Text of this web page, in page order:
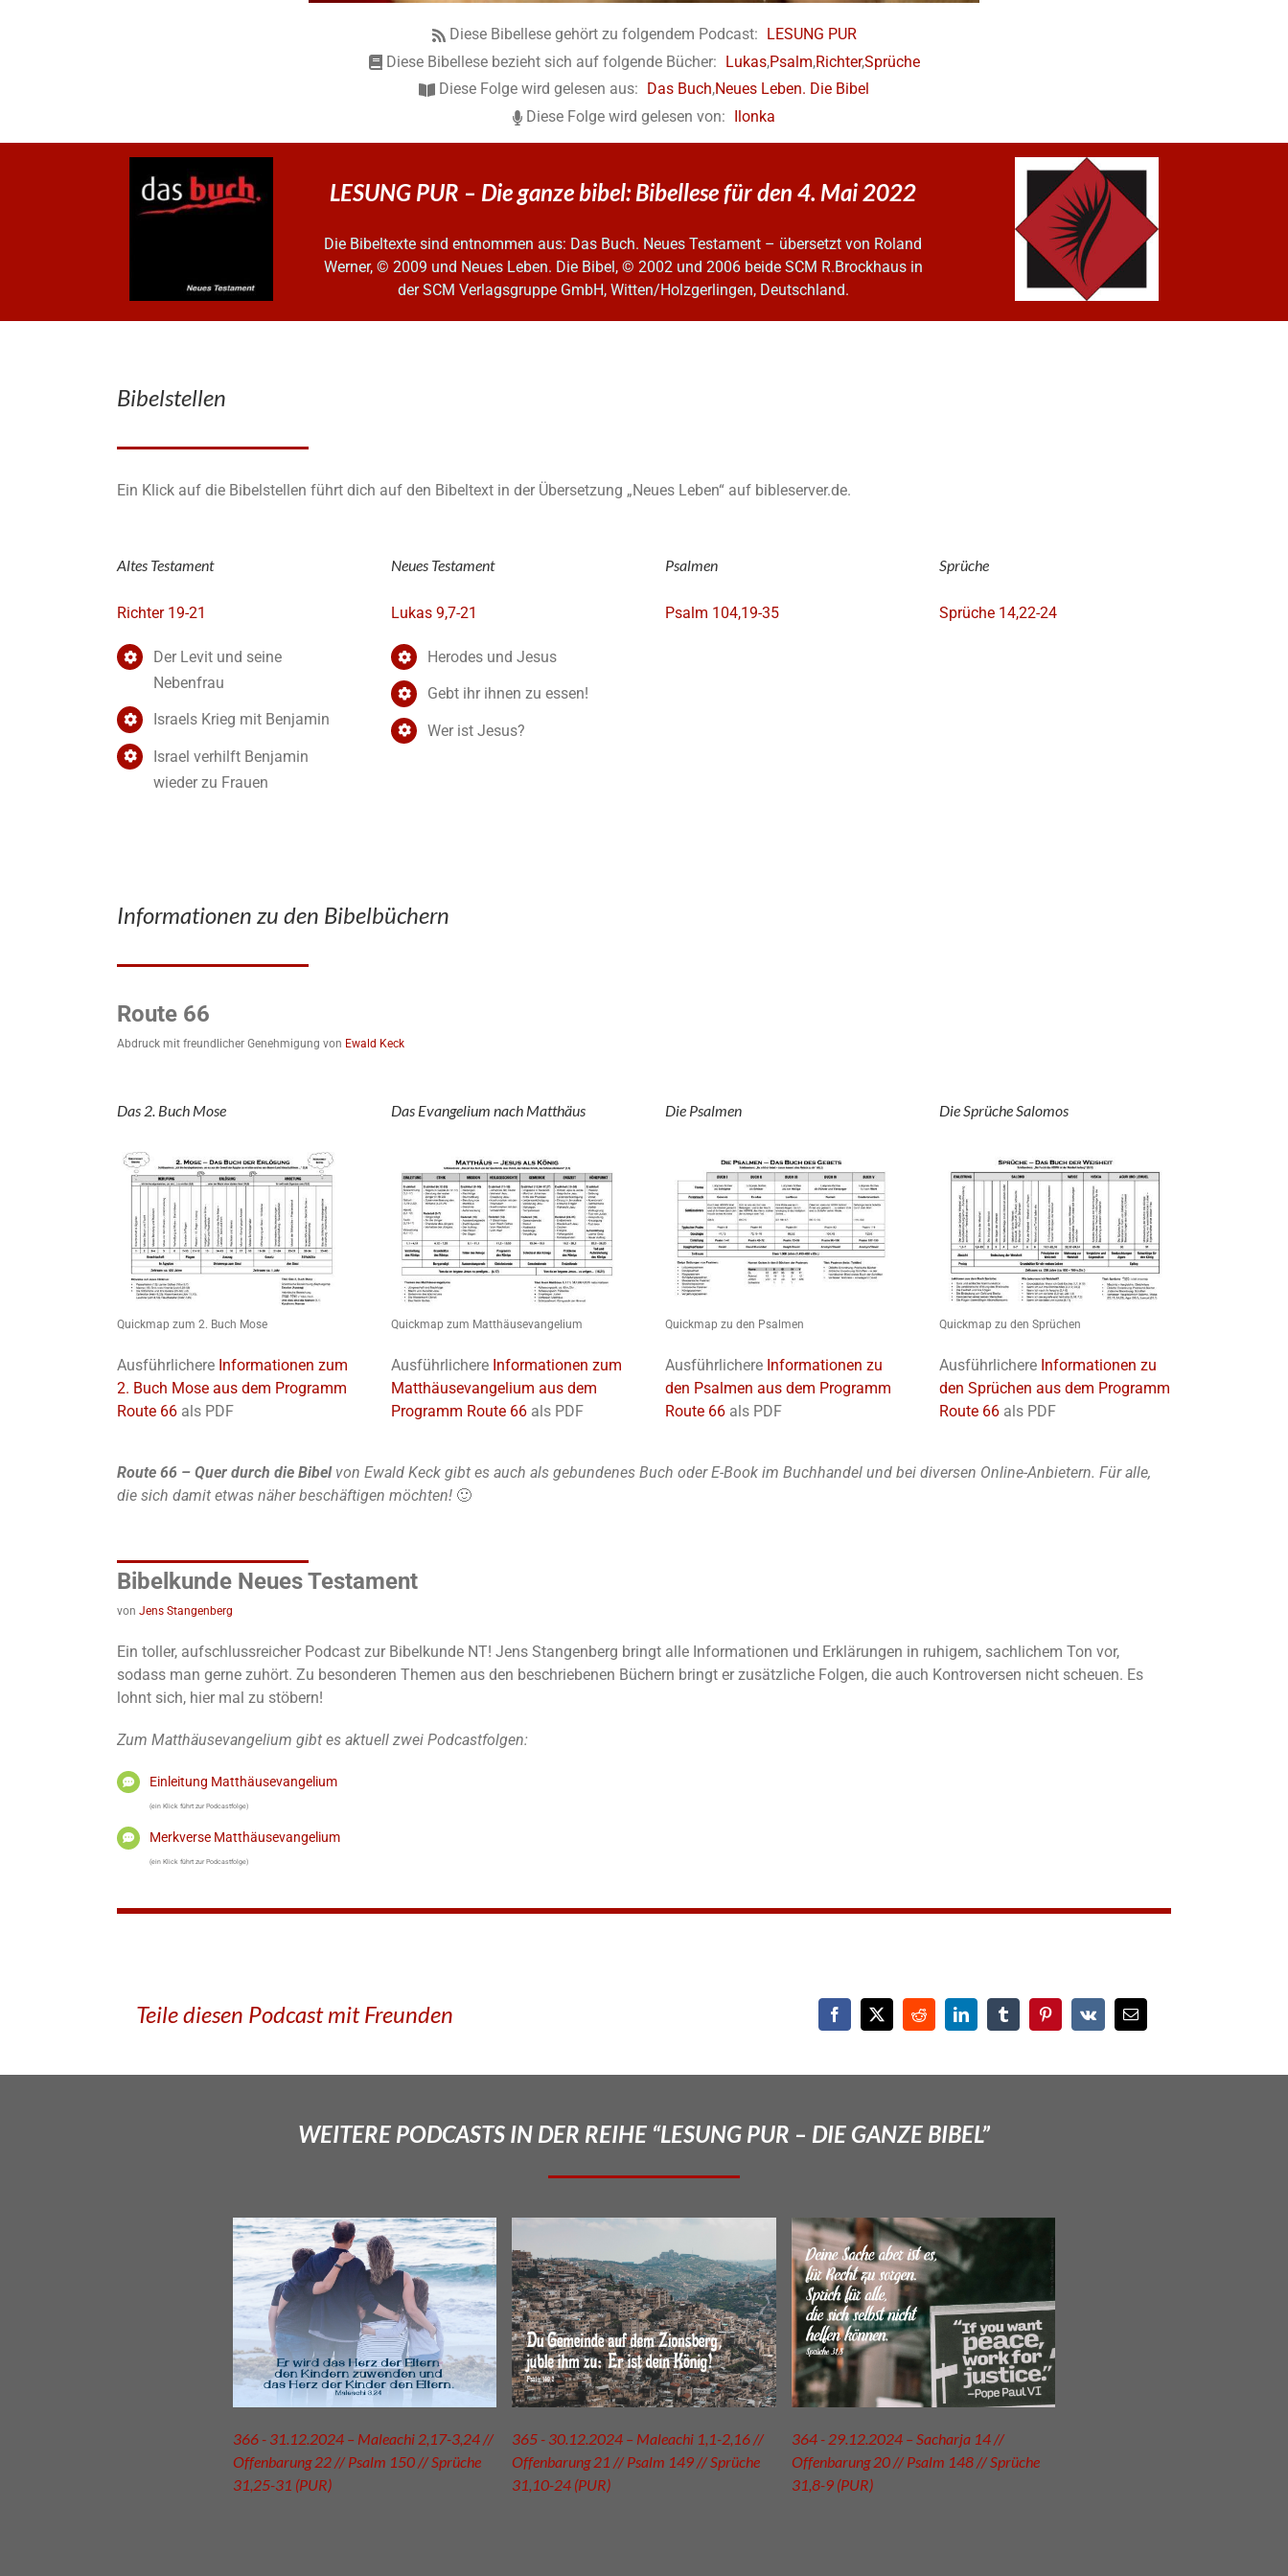
Diese Bibellese gehört zu folgendem Podcast: LESUNG PUR
Diese Bibellese bezieht sich auf folgende Bücher: Lukas,Psalm,Richter,Sprüche
Diese Folge wird gelesen aus:
Das Buch,Neues Leben. Die Bibel
Diese Folge wird gelesen von:
Ilonka
LESUNG PUR – Die ganze bibel: Bibellese für den 4. Mai 2022
Die Bibeltexte sind entnommen aus: Das Buch. Neues Testament – übersetzt von Roland
Werner, © 2009 und Neues Leben. Die Bibel, © 2002 und 2006 beide SCM R.Brockhaus in
der SCM Verlagsgruppe GmbH, Witten/Holzgerlingen, Deutschland.
Bibelstellen
Ein Klick auf die Bibelstellen führt dich auf den Bibeltext in der Übersetzung „Neues Leben“ auf bibleserver.de.
Altes Testament
Richter 19-21
Der Levit und seine
Nebenfrau
Israels Krieg mit Benjamin
Israel verhilft Benjamin
wieder zu Frauen
Neues Testament
Lukas 9,7-21
Herodes und Jesus
Gebt ihr ihnen zu essen!
Wer ist Jesus?
Psalmen
Psalm 104,19-35
Sprüche
Sprüche 14,22-24
Informationen zu den Bibelbüchern
Route 66
Abdruck mit freundlicher Genehmigung von Ewald Keck
Das 2. Buch Mose
Quickmap zum 2. Buch Mose
Ausführlichere Informationen zum
2. Buch Mose aus dem Programm
Route 66 als PDF
Das Evangelium nach Matthäus
Quickmap zum Matthäusevangelium
Ausführlichere Informationen zum
Matthäusevangelium aus dem
Programm Route 66 als PDF
Die Psalmen
Quickmap zu den Psalmen
Ausführlichere Informationen zu
den Psalmen aus dem Programm
Route 66 als PDF
Die Sprüche Salomos
Quickmap zu den Sprüchen
Ausführlichere Informationen zu
den Sprüchen aus dem Programm
Route 66 als PDF
Route 66 – Quer durch die Bibel von Ewald Keck gibt es auch als gebundenes Buch oder E-Book im Buchhandel und bei diversen Online-Anbietern. Für alle,
die sich damit etwas näher beschäftigen möchten! 🙂
Bibelkunde Neues Testament
von Jens Stangenberg
Ein toller, aufschlussreicher Podcast zur Bibelkunde NT! Jens Stangenberg bringt alle Informationen und Erklärungen in ruhigem, sachlichem Ton vor,
sodass man gerne zuhört. Zu besonderen Themen aus den beschriebenen Büchern bringt er zusätzliche Folgen, die auch Kontroversen nicht scheuen. Es
lohnt sich, hier mal zu stöbern!
Zum Matthäusevangelium gibt es aktuell zwei Podcastfolgen:
Einleitung Matthäusevangelium
(ein Klick führt zur Podcastfolge)
Merkverse Matthäusevangelium
(ein Klick führt zur Podcastfolge)
Teile diesen Podcast mit Freunden
WEITERE PODCASTS IN DER REIHE “LESUNG PUR – DIE GANZE BIBEL”
366 - 31.12.2024 – Maleachi 2,17-3,24 //
Offenbarung 22 // Psalm 150 // Sprüche
31,25-31 (PUR)
365 - 30.12.2024 – Maleachi 1,1-2,16 //
Offenbarung 21 // Psalm 149 // Sprüche
31,10-24 (PUR)
364 - 29.12.2024 – Sacharja 14 //
Offenbarung 20 // Psalm 148 // Sprüche
31,8-9 (PUR)